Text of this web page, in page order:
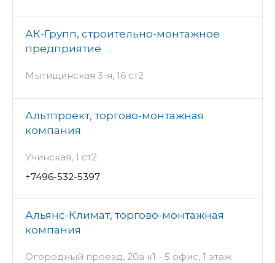
АК-Групп, строительно-монтажное
предприятие
Мытищинская 3-я, 16 ст2
Альтпроект, торгово-монтажная
компания
Учинская, 1 ст2
+7496-532-5397
Альянс-Климат, торгово-монтажная
компания
Огородный проезд, 20а к1 - 5 офис, 1 этаж